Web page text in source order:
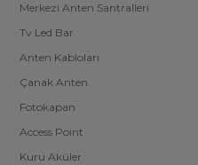
Merkezi Anten Santralleri
Tv Led Bar
Anten Kabloları
Çanak Anten
Fotokapan
Access Point
Kuru Aküler